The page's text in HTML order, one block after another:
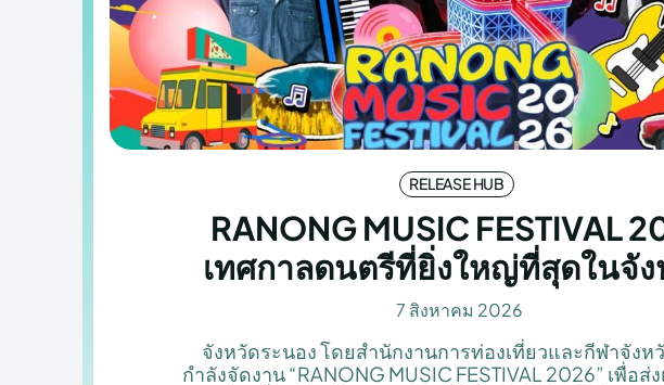
RELEASE HUB
RANONG MUSIC FESTIVAL
เทศกาลดนตรีที่ยิ่งใหญ่ที่สุดในจั
7 สิงหาคม 2026
จังหวัดระนอง โดยสำนักงานการท่องเที่ยวและกีฬาจังห
กำลังจัดงาน “RANONG MUSIC FESTIVAL 2026” เพื่อส่